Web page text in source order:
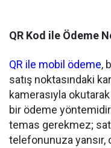
QR Kod ile Ödeme
QR ile mobil ödeme,
satış noktasındaki
kamerasıyla
bir ödeme
temas gerekmez;
telefonunuza yansır,